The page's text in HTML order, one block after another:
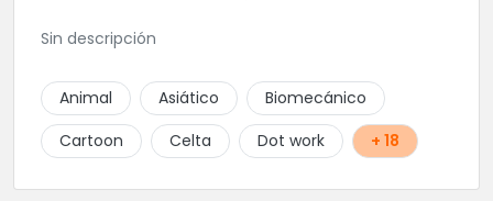
Sin descripción
Animal Asiático
Biomecánico
Cartoon
Celta Dot work + 18